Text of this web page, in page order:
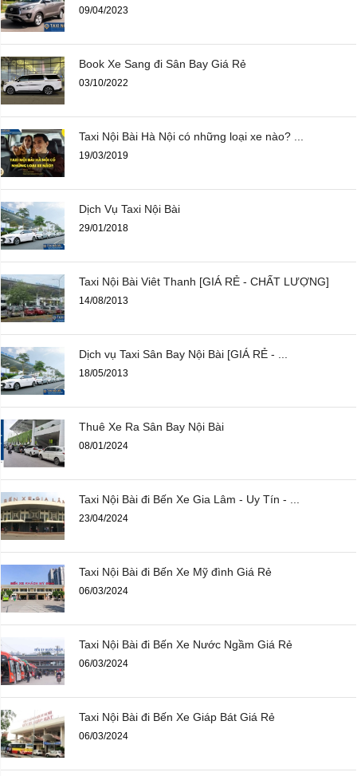
09/04/2023
Book Xe Sang đi Sân Bay Giá Rẻ
03/10/2022
Taxi Nội Bài Hà Nội có những loại xe nào? ...
19/03/2019
Dịch Vụ Taxi Nội Bài
29/01/2018
Taxi Nội Bài Viêt Thanh [GIÁ RẺ - CHẤT LƯỢNG]
14/08/2013
Dịch vụ Taxi Sân Bay Nội Bài [GIÁ RẺ - ...
18/05/2013
Thuê Xe Ra Sân Bay Nội Bài
08/01/2024
Taxi Nội Bài đi Bến Xe Gia Lâm - Uy Tín - ...
23/04/2024
Taxi Nội Bài đi Bến Xe Mỹ đình Giá Rẻ
06/03/2024
Taxi Nội Bài đi Bến Xe Nước Ngầm Giá Rẻ
06/03/2024
Taxi Nội Bài đi Bến Xe Giáp Bát Giá Rẻ
06/03/2024